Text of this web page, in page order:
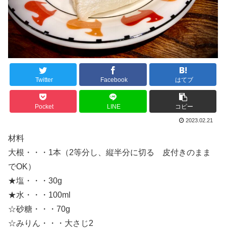
Twitter Facebook はてブ
Pocket LINE コピー
2023.02.21
材料
大根・・・1本（2等分し、縦半分に切る 皮付きのまま
でOK）
★塩・・・30g
★水・・・100ml
☆砂糖・・・70g
☆みりん・・・大さじ2